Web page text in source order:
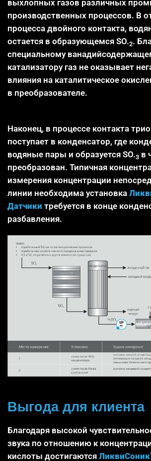
выхлопных газов различных
производственных процессов. В
процесса двойного контакта,
остается в образующемся SO.2.
специальному
катализатору газ не оказывает
влияния на каталитическое
в преобразователе.
Наконец, в процессе контакта
поступает в конденсатор, где
водяные пары и образуется SO.3 в
преобразован. Типичная
измерения концентрации
линии необходима установка
Датчики требуется в конце
разбавления.
Выгода для клиента
Благодаря высокой
звука по отношению к
кислоты достигаются ЛиквиСоник